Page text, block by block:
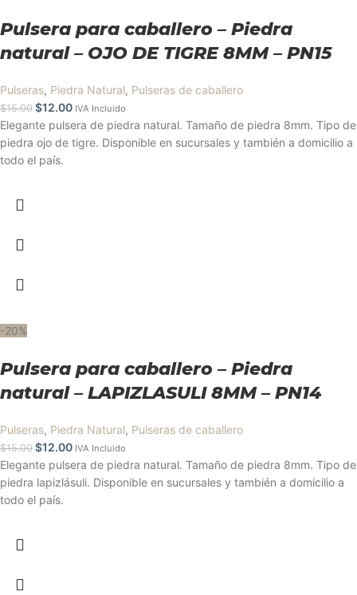
Pulsera para caballero – Piedra
natural – OJO DE TIGRE 8MM – PN15
Pulseras, Piedra Natural, Pulseras de caballero
$15.00 $12.00 IVA Incluido
Elegante pulsera de piedra natural. Tamaño de piedra 8mm. Tipo de
piedra ojo de tigre. Disponible en sucursales y también a domicilio a
todo el país.
-20%
Pulsera para caballero – Piedra
natural – LAPIZLASULI 8MM – PN14
Pulseras, Piedra Natural, Pulseras de caballero
$15.00 $12.00 IVA Incluido
Elegante pulsera de piedra natural. Tamaño de piedra 8mm. Tipo de
piedra lapizlásuli. Disponible en sucursales y también a domicilio a
todo el país.